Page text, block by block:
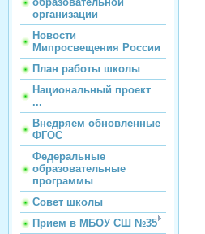
организации
Новости
Мипросвещения России
План работы школы
Национальный проект
...
Внедряем обновленные
ФГОС
Федеральные
образовательные
программы
Совет школы
Прием в МБОУ СШ №35